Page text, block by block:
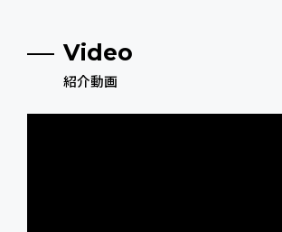
Video
紹介動画